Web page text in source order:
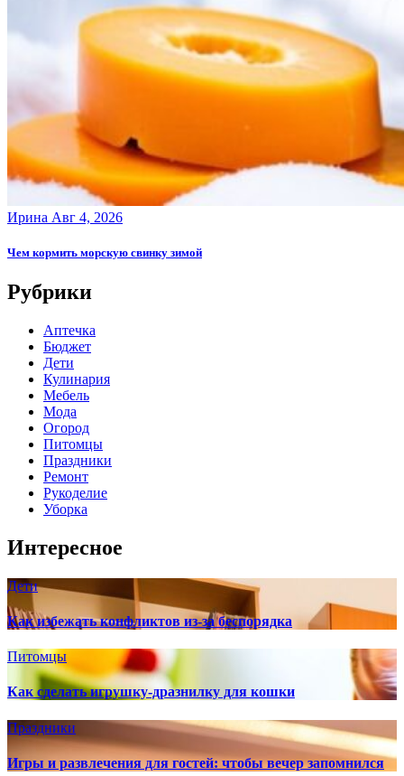
Ирина Авг 4, 2026
Чем кормить морскую свинку зимой
Рубрики
Аптечка
Бюджет
Дети
Кулинария
Мебель
Мода
Огород
Питомцы
Праздники
Ремонт
Рукоделие
Уборка
Интересное
Дети
Как избежать конфликтов из-за беспорядка
Питомцы
Как сделать игрушку-дразнилку для кошки
Праздники
Игры и развлечения для гостей: чтобы вечер запомнился